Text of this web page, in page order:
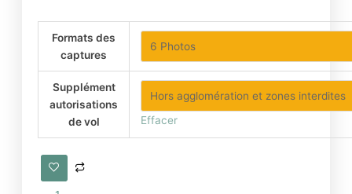
Formats des
captures
Supplément
autorisations
de vol
Effacer
Photographies
vidéos
aériennes
3D
de